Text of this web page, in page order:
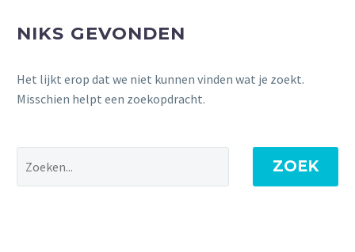
NIKS GEVONDEN
Het lijkt erop dat we niet kunnen vinden wat je zoekt.
Misschien helpt een zoekopdracht.
ZOEK